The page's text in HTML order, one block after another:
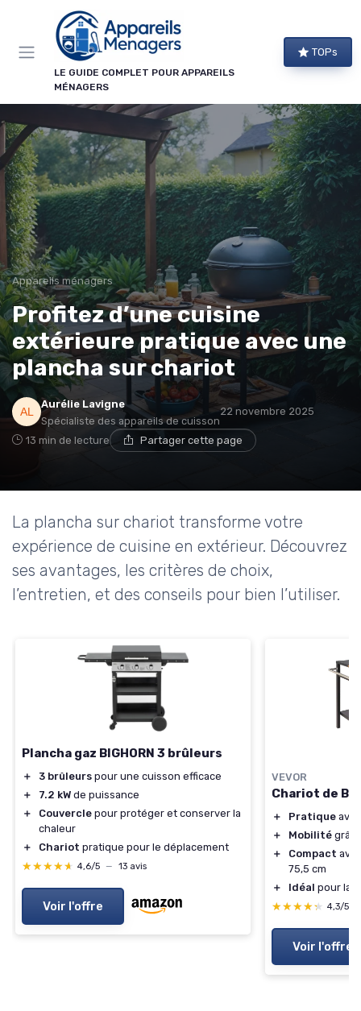
LE GUIDE COMPLET POUR APPAREILS
MÉNAGERS
TOPs
Appareils ménagers
Profitez d’une cuisine
extérieure pratique avec une
plancha sur chariot
Aurélie Lavigne
Spécialiste des appareils de cuisson
22 novembre 2025
13 min de lecture Partager cette page
La plancha sur chariot transforme votre
expérience de cuisine en extérieur. Découvrez
ses avantages, les critères de choix,
l’entretien, et des conseils pour bien l’utiliser.
Plancha gaz BIGHORN 3 brûleurs
＋ 3 brûleurs pour une cuisson efficace
＋
7.2 kW de puissance
＋
Couvercle pour protéger et conserver la
chaleur
＋
Chariot pratique pour le déplacement
★★★★★
★★★★★ 4,6/5 — 13 avis
Voir l'offre
VEVOR
Chariot de
＋ Pratique
＋
Mobilité
＋
Compact
75,5 cm
＋
Idéal pour la
★★★★★
★★★★★ 4,3/5
Voir l'offre
Panneau de gestion des cookies